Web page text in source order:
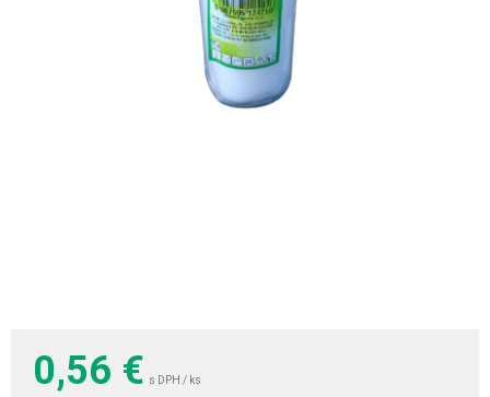
0,56 € s DPH / ks